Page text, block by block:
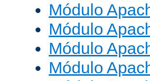
Módulo
Módulo
Módulo
Módulo